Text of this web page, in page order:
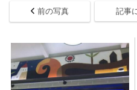
前の写真 記事